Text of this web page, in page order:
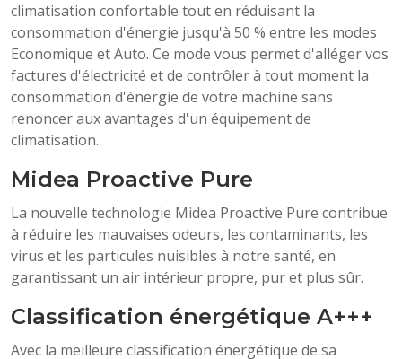
climatisation confortable tout en réduisant la
consommation d'énergie jusqu'à 50 % entre les modes
Economique et Auto. Ce mode vous permet d'alléger vos
factures d'électricité et de contrôler à tout moment la
consommation d'énergie de votre machine sans
renoncer aux avantages d'un équipement de
climatisation.
Midea Proactive Pure
La nouvelle technologie Midea Proactive Pure contribue
à réduire les mauvaises odeurs, les contaminants, les
virus et les particules nuisibles à notre santé, en
garantissant un air intérieur propre, pur et plus sûr.
Classification énergétique A+++
Avec la meilleure classification énergétique de sa